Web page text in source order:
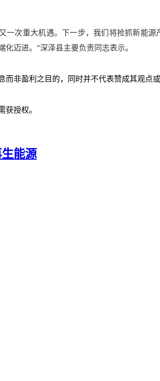
一次重大机遇。下一步，我们将抢抓新能
迈进。”深泽县主要负责同志表示。
非盈利之目的，同时并不代表赞成其观点
获授权。
能源